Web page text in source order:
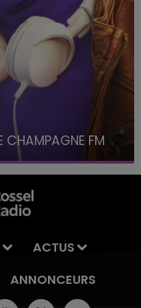
ACTUS
ANNONCEURS